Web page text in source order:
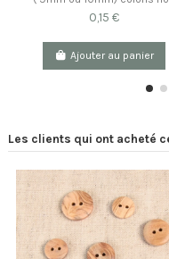
0,15 €
Ajouter au panier
Les clients qui ont acheté